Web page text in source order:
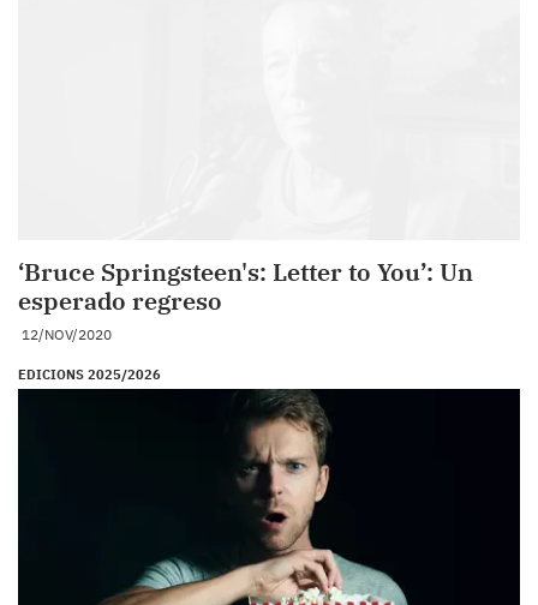
‘Bruce Springsteen's: Letter to You’: Un
esperado regreso
12/NOV/2020
EDICIONS 2025/2026